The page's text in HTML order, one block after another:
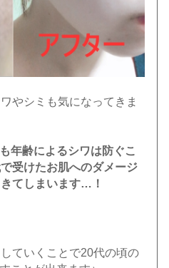
やシミも気になってきま
年齢によるシワは防ぐこ
受けたお肌へのダメージ
てしまいます…！
ていくことで20代の頃の